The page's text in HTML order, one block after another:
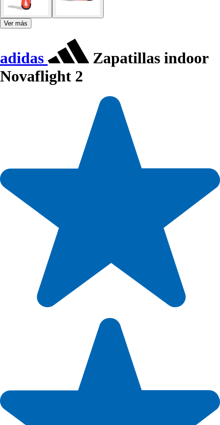
Ver más
adidas
Zapatillas indoor
Novaflight 2